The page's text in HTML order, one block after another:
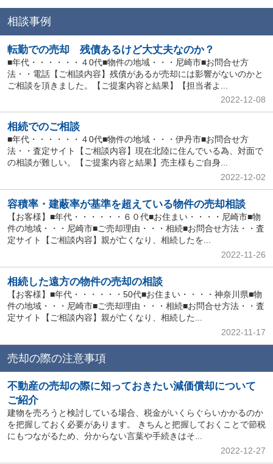
相談事例
転勤での売却 残債あるけど大丈夫なのか？
■年代・・・・・・４0代■物件の地域・・・尼崎市■お問合せ方
法・・電話【ご相談内容】残債があるが売却には影響がないのかと
ご相談を頂きました。【ご提案内容と結果】【担当者よ...
2022-12-08
相続でのご相談
■年代・・・・・・４0代■物件の地域・・・伊丹市■お問合せ方
法・・査定サイト【ご相談内容】現在北陸に住んでいる為、対面で
の相談が難しい。【ご提案内容と結果】売主様もご自身...
2022-12-02
容積率・建蔽率が基準を超えている物件の売却相談
【お客様】■年代・・・・・・６０代■お住まい・・・・尼崎市■物
件の地域・・・尼崎市■ご売却理由・・・相続■お問合せ方法・・査
定サイト【ご相談内容】親が亡くなり、相続したを...
2022-11-26
相続した遠方の物件の売却の相談
【お客様】■年代・・・・・・50代■お住まい・・・・神奈川県■物
件の地域・・・尼崎市■ご売却理由・・・相続■お問合せ方法・・査
定サイト【ご相談内容】親が亡くなり、相続した...
2022-11-17
売却の際の注意事項
不動産の売却の際に知っておきたい減価償却について
ご紹介
建物を売ろうと検討している場合、税金がいくらぐらいかかるのか
を把握しておく必要があります。 きちんと把握しておくことで節税
にもつながるため、分からない言葉や手続きはそ...
2022-12-27